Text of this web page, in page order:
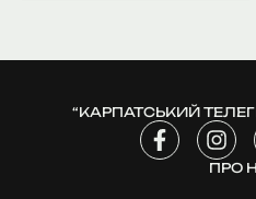
“КАРПАТСЬКИЙ
F
a
I
n
s
ПРО